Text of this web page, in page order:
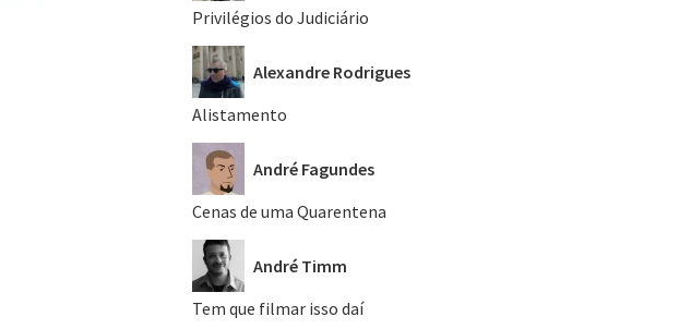
Privilégios do Judiciário
Alexandre Rodrigues
Alistamento
André Fagundes
Cenas de uma Quarentena
André Timm
Tem que filmar isso daí